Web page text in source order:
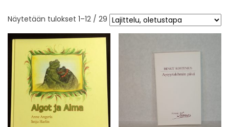
Näytetään tulokset 1–12 / 29